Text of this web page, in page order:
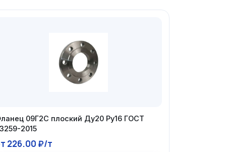
09Г2С плоский Ду20 Ру16 ГОСТ
2015
226.00 ₽/т